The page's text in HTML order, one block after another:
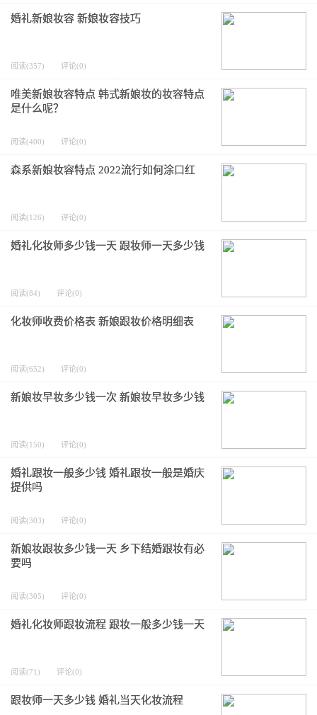
婚礼新娘妆容 新娘妆容技巧
阅读(357) 评论(0)
唯美新娘妆容特点 韩式新娘妆的妆容特点
是什么呢？
阅读(400) 评论(0)
森系新娘妆容特点 2022流行如何涂口红
阅读(126) 评论(0)
婚礼化妆师多少钱一天 跟妆师一天多少钱
阅读(84) 评论(0)
化妆师收费价格表 新娘跟妆价格明细表
阅读(652) 评论(0)
新娘妆早妆多少钱一次 新娘妆早妆多少钱
阅读(150) 评论(0)
婚礼跟妆一般多少钱 婚礼跟妆一般是婚庆
提供吗
阅读(303) 评论(0)
新娘妆跟妆多少钱一天 乡下结婚跟妆有必
要吗
阅读(305) 评论(0)
婚礼化妆师跟妆流程 跟妆一般多少钱一天
阅读(71) 评论(0)
跟妆师一天多少钱 婚礼当天化妆流程